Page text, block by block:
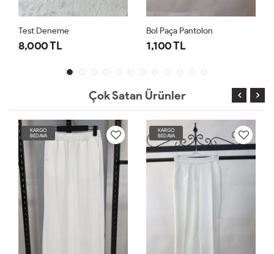
Test Deneme
8,000 TL
Bol Paça Pantolon
1,100 TL
Çok Satan Ürünler
KARGO
BEDAVA
KARGO
BEDAVA